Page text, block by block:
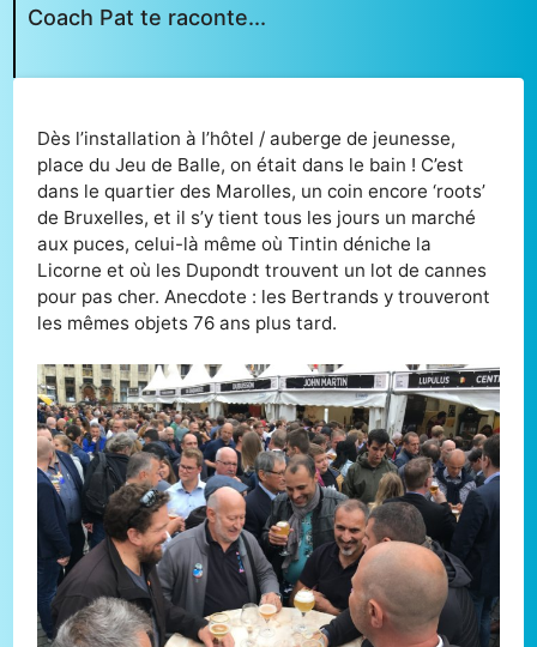
Coach Pat te raconte...
Dès l’installation à l’hôtel / auberge de jeunesse,
place du Jeu de Balle, on était dans le bain ! C’est
dans le quartier des Marolles, un coin encore ‘roots’
de Bruxelles, et il s’y tient tous les jours un marché
aux puces, celui-là même où Tintin déniche la
Licorne et où les Dupondt trouvent un lot de cannes
pour pas cher. Anecdote : les Bertrands y trouveront
les mêmes objets 76 ans plus tard.